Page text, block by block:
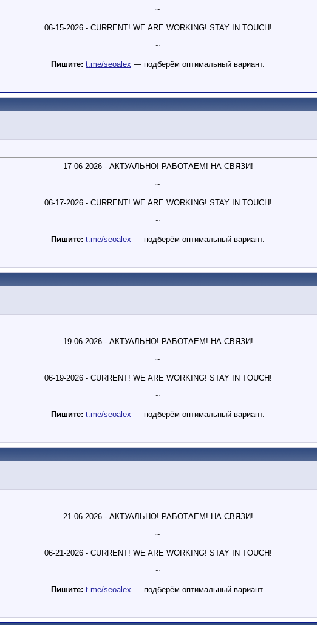
~
06-15-2026 - CURRENT! WE ARE WORKING! STAY IN TOUCH!
~
Пишите: t.me/seoalex — подберём оптимальный вариант.
17-06-2026 - АКТУАЛЬНО! РАБОТАЕМ! НА СВЯЗИ!
~
06-17-2026 - CURRENT! WE ARE WORKING! STAY IN TOUCH!
~
Пишите: t.me/seoalex — подберём оптимальный вариант.
19-06-2026 - АКТУАЛЬНО! РАБОТАЕМ! НА СВЯЗИ!
~
06-19-2026 - CURRENT! WE ARE WORKING! STAY IN TOUCH!
~
Пишите: t.me/seoalex — подберём оптимальный вариант.
21-06-2026 - АКТУАЛЬНО! РАБОТАЕМ! НА СВЯЗИ!
~
06-21-2026 - CURRENT! WE ARE WORKING! STAY IN TOUCH!
~
Пишите: t.me/seoalex — подберём оптимальный вариант.